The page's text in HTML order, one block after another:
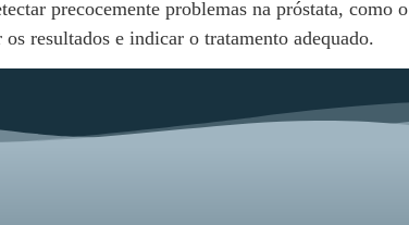
precocemente problemas na próstata,
resultados e indicar o tratamento adequado.